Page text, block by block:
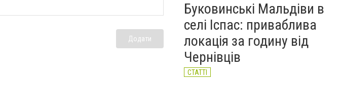
Додати
Буковинські Мальдіви в
селі Іспас: приваблива
локація за годину від
Чернівців
СТАТТІ